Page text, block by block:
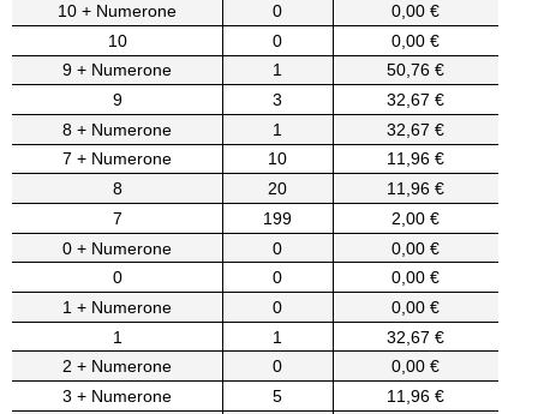
10 + Numerone
0
0,00 €
10
0
0,00 €
9 + Numerone
1
50,76 €
9
3
32,67 €
8 + Numerone
1
32,67 €
7 + Numerone
10
11,96 €
8
20
11,96 €
7
199
2,00 €
0 + Numerone
0
0,00 €
0
0
0,00 €
1 + Numerone
0
0,00 €
1
1
32,67 €
2 + Numerone
0
0,00 €
3 + Numerone
5
11,96 €